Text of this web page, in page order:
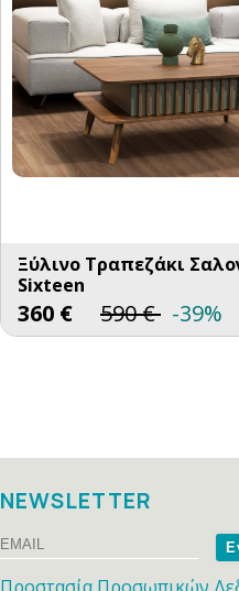
Ξύλινο Τραπεζάκι
Sixteen
360 € 590€ -39%
NEWSLETTER
Email